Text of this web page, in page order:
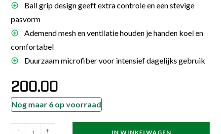
Ball grip design geeft extra controle en een stevige
pasvorm
Ademend mesh en ventilatie houden je handen koel en
comfortabel
Duurzaam microfiber voor intensief dagelijks gebruik
200.00
Nog maar 6 op voorraad
Joya
- + IN WINKELWAGEN